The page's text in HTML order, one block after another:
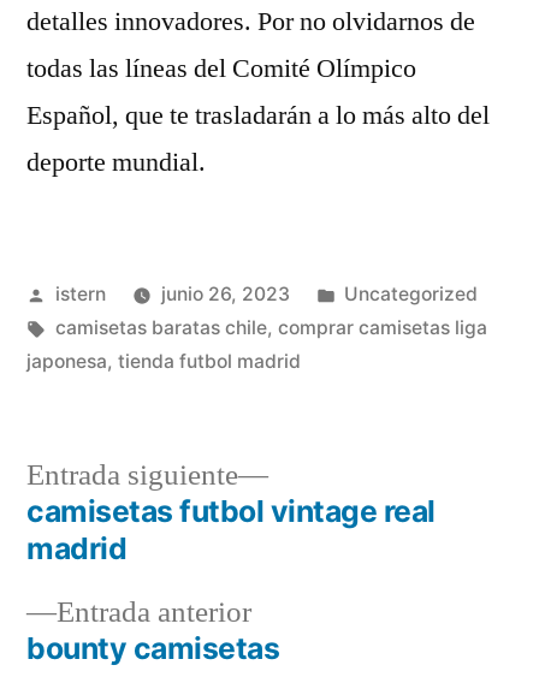
detalles innovadores. Por no olvidarnos de
todas las líneas del Comité Olímpico
Español, que te trasladarán a lo más alto del
deporte mundial.
Publicado
por
istern junio 26, 2023
Publicado
en
Uncategorized
Etiquetas:
camisetas baratas chile, comprar camisetas liga
japonesa, tienda futbol madrid
Navegación
entradas
Entrada anteriorEntrada
anterior:
bounty camisetas
Entrada siguiente
Entrada
siguiente:
camisetas futbol vintage real
madrid